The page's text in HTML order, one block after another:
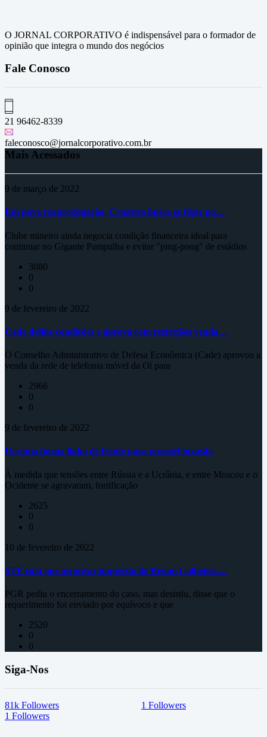
O JORNAL CORPORATIVO é indispensável para o formador de
opinião que integra o mundo dos negócios
Fale Conosco
21 96462-8339
faleconosco@jornalcorporativo.com.br
Mais Acessados
9 de março de 2022
Em nova reaproximação, Cruzeiro busca se fixar no…
Clube mineiro ainda negocia condição financeira ideal para
continuar no Gigante Pampulha e evitar "ping-pong" de estádios
3080
0
0
9 de fevereiro de 2022
Cade define condições e aprova com restrições venda…
O Conselho Administrativo de Defesa Econômica (Cade) aprovou a
venda da rede de telefonia móvel da Oi para
2966
0
0
9 de fevereiro de 2022
Ucrânia forma linha de frente para possível invasão
À medida que tensões entre Rússia e a Ucrânia, e entre Moscou e o
Ocidente se agravaram, fortificação
2625
0
0
10 de fevereiro de 2022
STF vota por arquivar inquérito de Renan Calheiros…
PGR pediu o encerramento do caso, mas desistiu, disse que o
requerimento foi enviado por equívoco e que
2520
0
0
Siga-Nos
81k Followers 1 Followers
1 Followers